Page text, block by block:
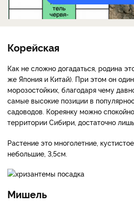
Корейская
Как не сложно догадаться, родина
же Япония и Китай). При этом он
морозостойких, благодаря чему
самые высокие позиции в
садоводов. Кореянку можно
территории Сибири, достаточно
Растение это многолетние,
небольшие, 3,5см.
Мишель